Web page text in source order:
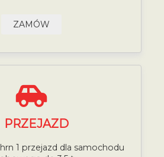
ZAMÓW
PRZEJAZD
1 przejazd dla samochodu